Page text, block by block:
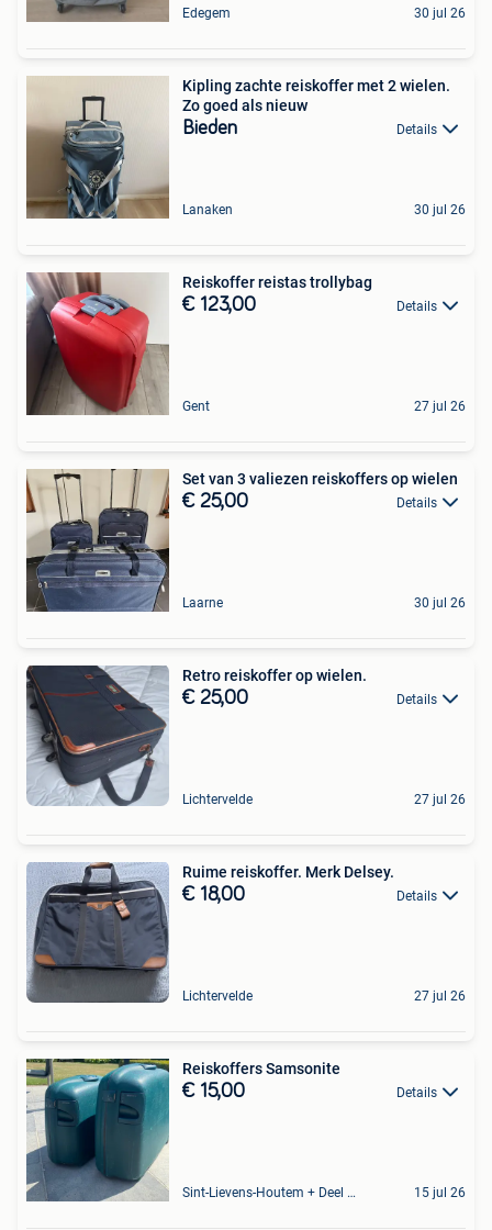
Edegem 30 jul 26
Kipling zachte reiskoffer met 2 wielen.
Zo goed als nieuw
Bieden Details
Lanaken 30 jul 26
Reiskoffer reistas trollybag
€ 123,00 Details
Gent 27 jul 26
Set van 3 valiezen reiskoffers op wielen
€ 25,00 Details
Laarne 30 jul 26
Retro reiskoffer op wielen.
€ 25,00 Details
Lichtervelde 27 jul 26
Ruime reiskoffer. Merk Delsey.
€ 18,00 Details
Lichtervelde 27 jul 26
Reiskoffers Samsonite
€ 15,00 Details
Sint-Lievens-Houtem + Deel Oombergen 15 jul 26